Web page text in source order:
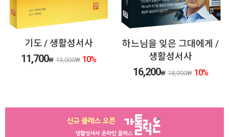
기도 / 생활성서사
11,700₩ 13,000₩ 10%
하느님을 잊은 그대에게 /
생활성서사
16,200₩ 18,000₩ 10%